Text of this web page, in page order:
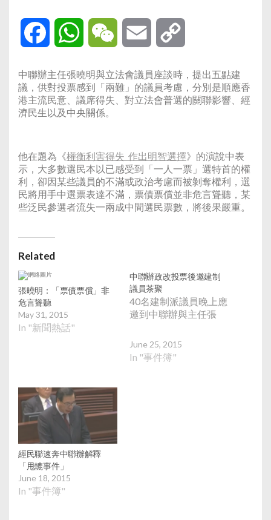
Facebook WhatsAppWeChat Email
中聯辦主任張曉明與立法會議員座談時，提出五點建
議，供對投票感到「兩難」的議員考慮，分別是順應香
港主流民意、議席得失、對立法會普選的關聯影響、經
濟民生以及中央關係。
他在題為《權衡利害得失 作出明智選擇》的演說中表
示，大多數選民本以已感受到「一人一票」選特首的權
利，卻因某些議員的不滿或政治考慮而被剝奪權利，選
民將用手中選票表達不滿，票債票償並非危言聳聽，某
些泛民參選者流失一兩成中間選民票數，將後果嚴重。
Related
張曉明：「票債票償」非
危言聳聽
May 31, 2015
In "新聞熱話"
中聯辦政改投票後邀建制
議員茶聚
40名建制派議員晚上應
邀到中聯辦與主任張
June 25, 2015
In "事件簿"
經民聯速奔中聯辦解釋
「甩轆事件」
June 18, 2015
In "事件簿"